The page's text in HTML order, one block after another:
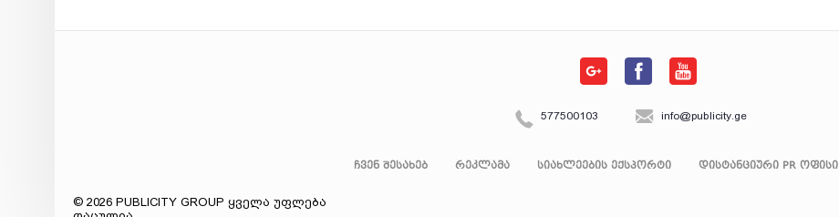
577500103 info@publicity.ge
ჩვენ შესახებ რეკლამა სიახლეების ექსპორტი დისტანციური PR ოფისი
© 2026 PUBLICITY GROUP ყველა უფლება